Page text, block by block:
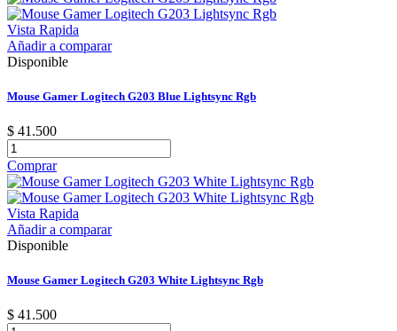
Vista Rapida
Añadir a comparar
Disponible
Mouse Gamer Logitech G203 Blue Lightsync Rgb
$ 41.500
Comprar
Vista Rapida
Añadir a comparar
Disponible
Mouse Gamer Logitech G203 White Lightsync Rgb
$ 41.500